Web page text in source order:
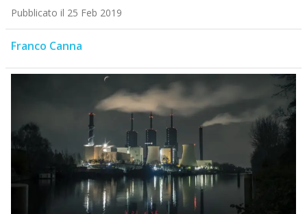
Pubblicato il 25 Feb 2019
Franco Canna